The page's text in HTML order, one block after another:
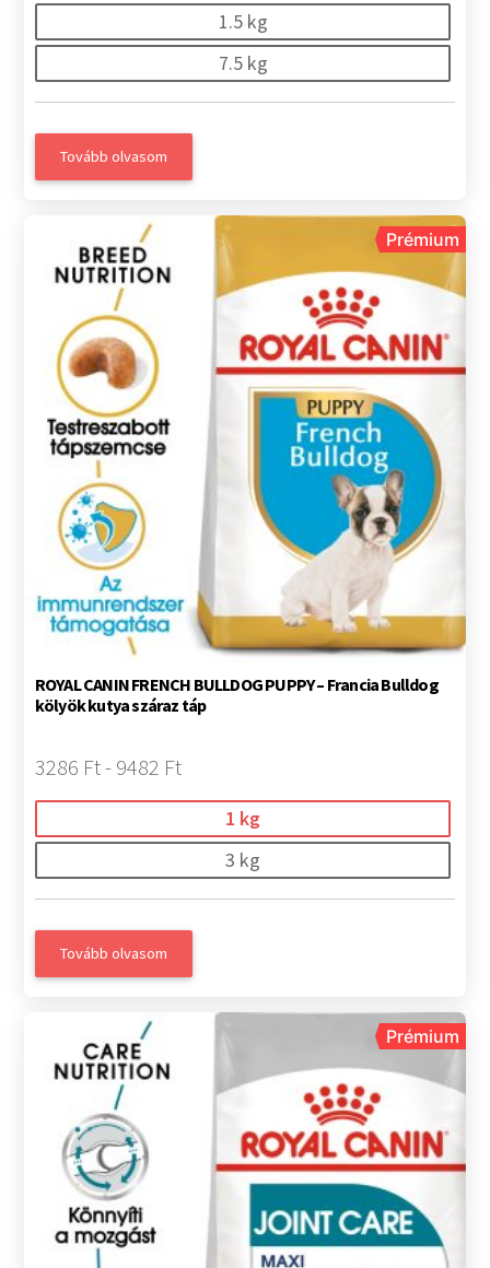
1.5 kg
7.5 kg
Tovább olvasom
Prémium
ROYAL CANIN FRENCH BULLDOG PUPPY – Francia Bulldog
kölyök kutya száraz táp
3286 Ft - 9482 Ft
1 kg
3 kg
Tovább olvasom
Prémium